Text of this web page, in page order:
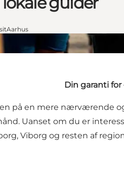
Din garanti
på en mere nærværende
Uanset om du er
Viborg og resten af